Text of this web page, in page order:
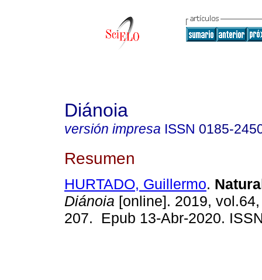
Diánoia
versión impresa ISSN 0185-
Resumen
HURTADO, Guillermo.
Diánoia [online]. 2019,
207. Epub 13-Abr-2020.